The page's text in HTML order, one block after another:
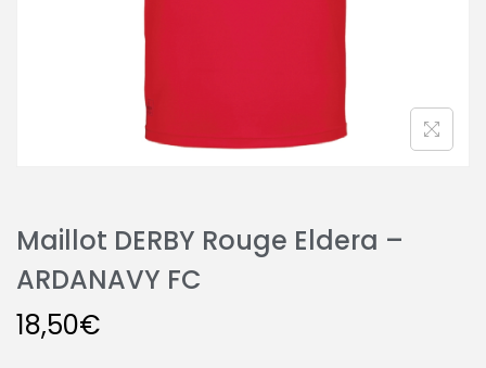
Maillot DERBY Rouge Eldera –
ARDANAVY FC
18,50€